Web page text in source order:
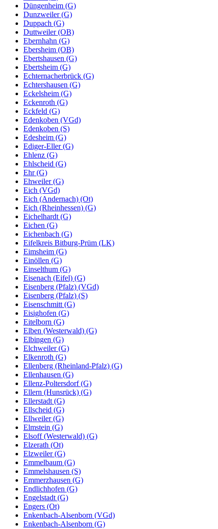
Düngenheim (G)
Dunzweiler (G)
Duppach (G)
Duttweiler (OB)
Ebernhahn (G)
Ebersheim (OB)
Ebertshausen (G)
Ebertsheim (G)
Echternacherbrück (G)
Echtershausen (G)
Eckelsheim (G)
Eckenroth (G)
Eckfeld (G)
Edenkoben (VGd)
Edenkoben (S)
Edesheim (G)
Ediger-Eller (G)
Ehlenz (G)
Ehlscheid (G)
Ehr (G)
Ehweiler (G)
Eich (VGd)
Eich (Andernach) (Ot)
Eich (Rheinhessen) (G)
Eichelhardt (G)
Eichen (G)
Eichenbach (G)
Eifelkreis Bitburg-Prüm (LK)
Eimsheim (G)
Einöllen (G)
Einselthum (G)
Eisenach (Eifel) (G)
Eisenberg (Pfalz) (VGd)
Eisenberg (Pfalz) (S)
Eisenschmitt (G)
Eisighofen (G)
Eitelborn (G)
Elben (Westerwald) (G)
Elbingen (G)
Elchweiler (G)
Elkenroth (G)
Ellenberg (Rheinland-Pfalz) (G)
Ellenhausen (G)
Ellenz-Poltersdorf (G)
Ellern (Hunsrück) (G)
Ellerstadt (G)
Ellscheid (G)
Ellweiler (G)
Elmstein (G)
Elsoff (Westerwald) (G)
Elzerath (Ot)
Elzweiler (G)
Emmelbaum (G)
Emmelshausen (S)
Emmerzhausen (G)
Endlichhofen (G)
Engelstadt (G)
Engers (Ot)
Enkenbach-Alsenborn (VGd)
Enkenbach-Alsenborn (G)